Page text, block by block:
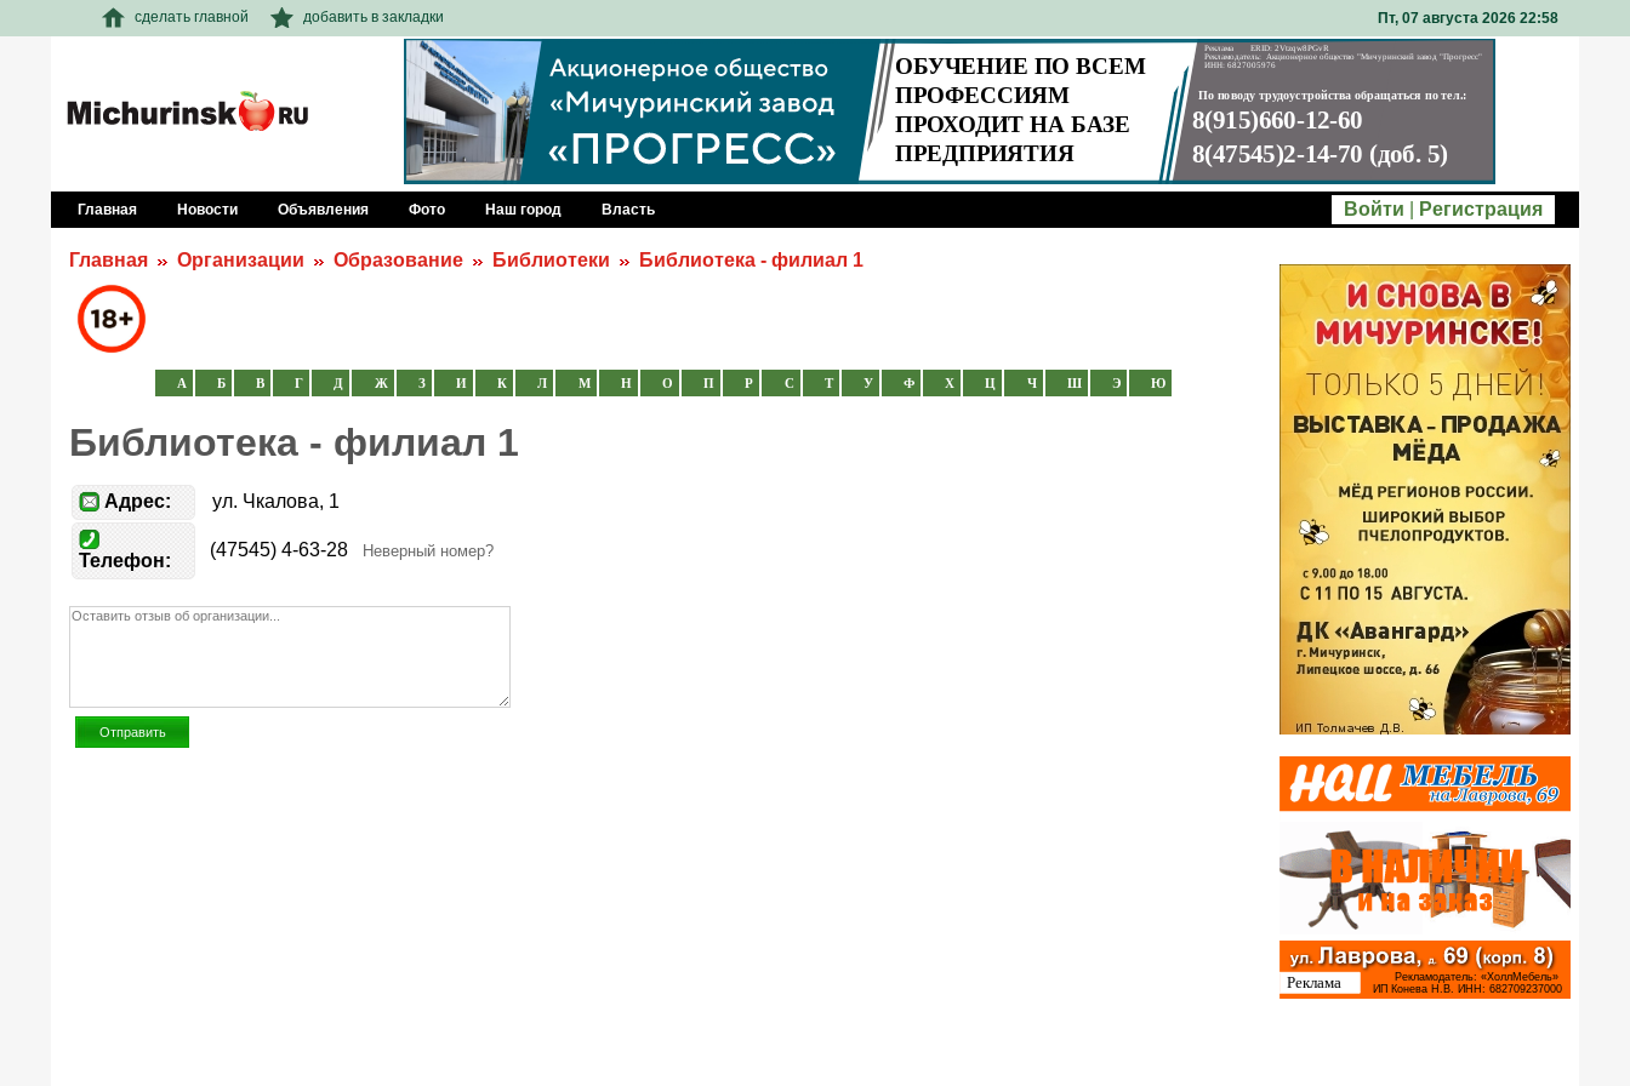
сделать главной добавить в закладки Пт, 07 августа 2026 22 58
Главная Новости Объявления Фото Наш город Власть Войти Регистрация
Главная Организации Образование Библиотеки Библиотека - филиал 1
А Б В Г Д Ж З И К Л М Н О П Р С Т У Ф Х Ц Ч Ш Э Ю
Библиотека - филиал 1
Адрес: ул. Чкалова, 1
Телефон:
(47545) 4-63-28 Неверный номер?